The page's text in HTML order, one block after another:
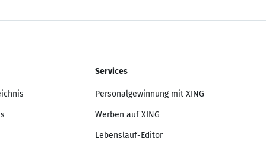
Services
Personalgewinnung mit XING
Werben auf XING
Lebenslauf-Editor